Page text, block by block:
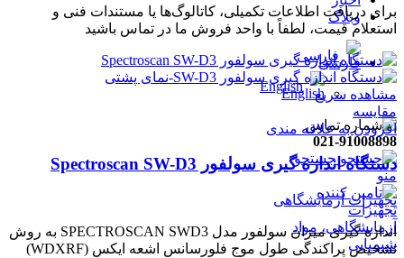
وبلاگ
فارسی
English
021-91008898
جستجو
منو
برای دریافت اطلاعات تکمیلی، کاتالوگ‌ها یا مستندات فنی و
استعلام قیمت، لطفاً با واحد فروش ما در تماس باشید
مشاهده سریع
مقایسه
افزودن به علاقه مندی
دستگاه اندازه گیری سولفور Spectroscan SW-D3
تجهیزات آزمایشگاهی
اندازه گیری میزان سولفور مدل SPECTROSCAN SWD3 به روش
تشخیص پراکندگی طول موج فلورسانس اشعه ایکس (WDXRF)